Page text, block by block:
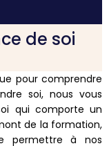
de soi
pour comprendre
soi, nous vous
qui comporte un
de la formation,
permettre à nos